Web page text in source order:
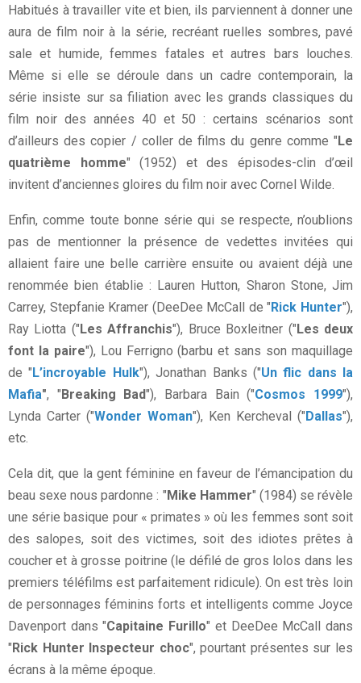
Habitués à travailler vite et bien, ils parviennent à donner une
aura de film noir à la série, recréant ruelles sombres, pavé
sale et humide, femmes fatales et autres bars louches.
Même si elle se déroule dans un cadre contemporain, la
série insiste sur sa filiation avec les grands classiques du
film noir des années 40 et 50 : certains scénarios sont
d’ailleurs des copier / coller de films du genre comme "Le
quatrième homme" (1952) et des épisodes-clin d’œil
invitent d’anciennes gloires du film noir avec Cornel Wilde.
Enfin, comme toute bonne série qui se respecte, n’oublions
pas de mentionner la présence de vedettes invitées qui
allaient faire une belle carrière ensuite ou avaient déjà une
renommée bien établie : Lauren Hutton, Sharon Stone, Jim
Carrey, Stepfanie Kramer (DeeDee McCall de "Rick Hunter"),
Ray Liotta ("Les Affranchis"), Bruce Boxleitner ("Les deux
font la paire"), Lou Ferrigno (barbu et sans son maquillage
de "L’incroyable Hulk"), Jonathan Banks ("Un flic dans la
Mafia", "Breaking Bad"), Barbara Bain ("Cosmos 1999"),
Lynda Carter ("Wonder Woman"), Ken Kercheval ("Dallas"),
etc.
Cela dit, que la gent féminine en faveur de l’émancipation du
beau sexe nous pardonne : "Mike Hammer" (1984) se révèle
une série basique pour « primates » où les femmes sont soit
des salopes, soit des victimes, soit des idiotes prêtes à
coucher et à grosse poitrine (le défilé de gros lolos dans les
premiers téléfilms est parfaitement ridicule). On est très loin
de personnages féminins forts et intelligents comme Joyce
Davenport dans "Capitaine Furillo" et DeeDee McCall dans
"Rick Hunter Inspecteur choc", pourtant présentes sur les
écrans à la même époque.